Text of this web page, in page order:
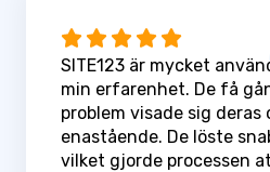
SITE123 är mycket
min erfarenhet. De få
problem visade sig
enastående. De löste
vilket gjorde processen